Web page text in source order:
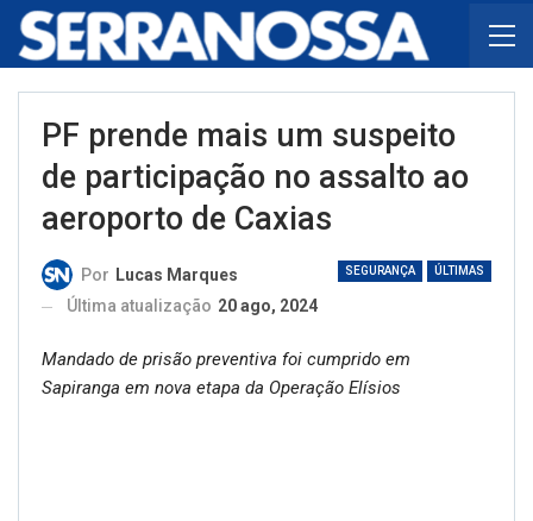
PF prende mais um suspeito
de participação no assalto ao
aeroporto de Caxias
SEGURANÇA ÚLTIMAS
Por Lucas Marques
Última atualização 20 ago, 2024
Mandado de prisão preventiva foi cumprido em
Sapiranga em nova etapa da Operação Elísios